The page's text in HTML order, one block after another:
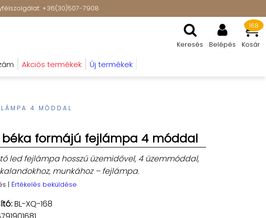
+36(30)507-7908
Keresés Belépés Kosár
168
Akciós termékek Új termékek
4 MÓDDAL
béka formájú fejlámpa 4 móddal
led fejlámpa hosszú üzemidővel, 4 üzemmóddal,
munkához – fejlámpa.
| Értékelés beküldése
BL-XQ-168